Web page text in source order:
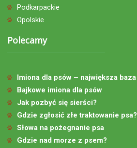
Podkarpackie
Opolskie
Polecamy
Imiona dla psów – największa baza
Bajkowe imiona dla psów
Jak pozbyć się sierści?
Gdzie zgłosić złe traktowanie psa?
Słowa na pożegnanie psa
Gdzie nad morze z psem?